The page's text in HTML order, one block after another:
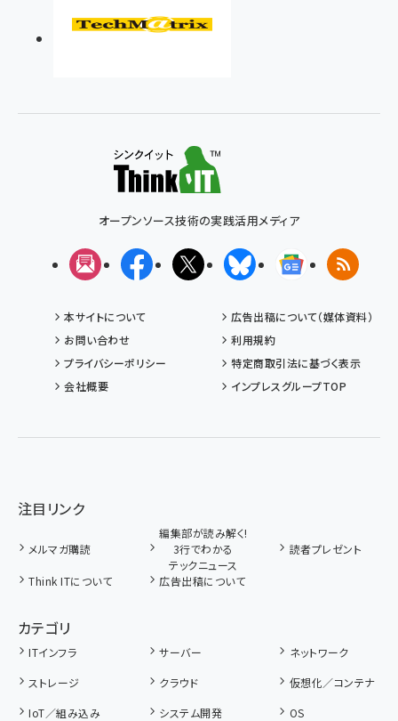
オープンソース技術の実践活用メディア
メルマガFacebookX(エックス)BlueskyGoogleニュ
RSS
本サイトについて
広告出稿について（媒体資料）
お問い合わせ
利用規約
プライバシーポリシー
特定商取引法に基づく表示
会社概要
インプレスグループTOP
注目リンク
メルマガ購読
編集部が読み解く!
3行でわかる
テックニュース
読者プレゼント
Think ITについて 広告出稿について
カテゴリ
ITインフラ サーバー
ネットワーク
ストレージ
クラウド
仮想化／コンテナ
IoT／組み込み
システム開発 OS